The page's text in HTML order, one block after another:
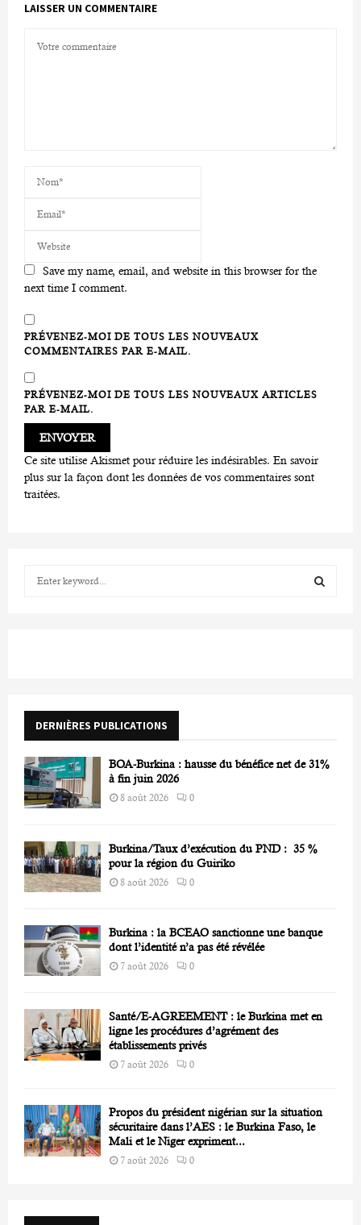
LAISSER UN COMMENTAIRE
Save my name, email, and website in this browser for the
next time I comment.
PRÉVENEZ-MOI DE TOUS LES NOUVEAUX
COMMENTAIRES PAR E-MAIL.
PRÉVENEZ-MOI DE TOUS LES NOUVEAUX ARTICLES
PAR E-MAIL.
Ce site utilise Akismet pour réduire les indésirables. En savoir
plus sur la façon dont les données de vos commentaires sont
traitées.
r
DERNIÈRES PUBLICATIONS
BOA-Burkina : hausse du bénéfice net de 31%
à fin juin 2026
8 août 2026 0
Burkina/Taux d’exécution du PND : 35 %
pour la région du Guiriko
8 août 2026 0
Burkina : la BCEAO sanctionne une banque
dont l’identité n’a pas été révélée
7 août 2026 0
Santé/E-AGREEMENT : le Burkina met en
ligne les procédures d’agrément des
établissements privés
7 août 2026 0
Propos du président nigérian sur la situation
sécuritaire dans l’AES : le Burkina Faso, le
Mali et le Niger expriment...
7 août 2026 0